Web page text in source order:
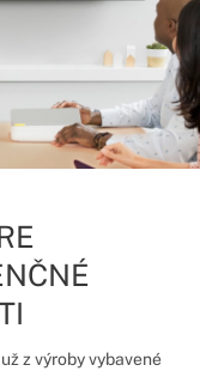
z výroby vybavené